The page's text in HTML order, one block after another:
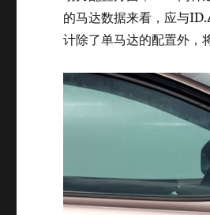
的马达数据来看，应与
计除了单马达的配置外，